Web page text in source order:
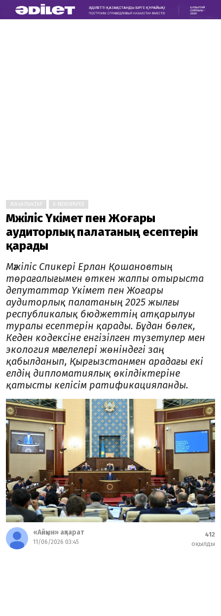
ЖАҢАЛЫҚТАР A-NEWSPAPER
Мәжіліс Үкімет пен Жоғары
аудиторлық палатаның есептерін
қарады
Мәжіліс Спикері Ерлан Қошановтың
төрағалығымен өткен жалпы отырыста
депутаттар Үкімет пен Жоғары
аудиторлық палатаның 2025 жылғы
республикалық бюджеттің атқарылуы
туралы есептерін қарады. Бұдан бөлек,
Кеден кодексіне енгізілген түзетулер мен
экология мәселелері жөніндегі заң
қабылданып, Қырғызстанмен арадағы екі
елдің дипломатиялық өкілдіктеріне
қатысты келісім ратификацияланды.
«Айқын» ақпарат
11/06/2026 03:45
412
оқылды